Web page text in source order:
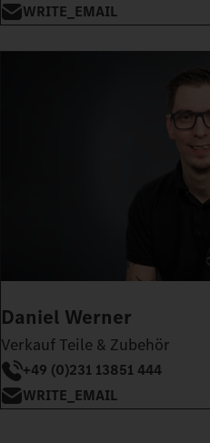
WRITE_EMAIL
Daniel Werner
Verkauf Teile & Zubehör
+49 (0)231 13851 444
WRITE_EMAIL